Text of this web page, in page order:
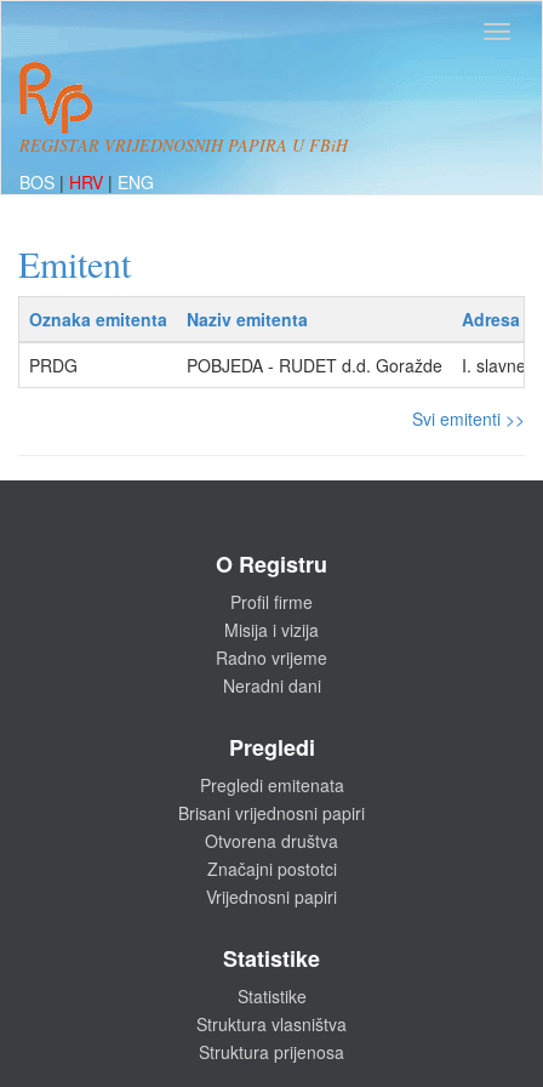
REGISTAR VRIJEDNOSNIH PAPIRA U FBiH
BOS | HRV | ENG
Emitent
Oznaka emitenta Naziv emitenta
Adresa
PRDG
POBJEDA - RUDET d.d. Goražde I. slavne
Svi emitenti >>
O Registru
Profil firme
Misija i vizija
Radno vrijeme
Neradni dani
Pregledi
Pregledi emitenata
Brisani vrijednosni papiri
Otvorena društva
Značajni postotci
Vrijednosni papiri
Statistike
Statistike
Struktura vlasništva
Struktura prijenosa